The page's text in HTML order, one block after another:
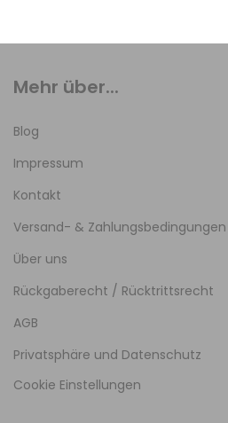
Mehr über...
Blog
Impressum
Kontakt
Versand- & Zahlungsbedingungen
Über uns
Rückgaberecht / Rücktrittsrecht
AGB
Privatsphäre und Datenschutz
Cookie Einstellungen